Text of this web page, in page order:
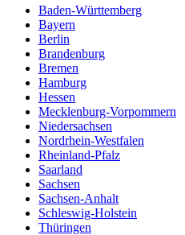
Baden-Württemberg
Bayern
Berlin
Brandenburg
Bremen
Hamburg
Hessen
Mecklenburg-Vorpommern
Niedersachsen
Nordrhein-Westfalen
Rheinland-Pfalz
Saarland
Sachsen
Sachsen-Anhalt
Schleswig-Holstein
Thüringen